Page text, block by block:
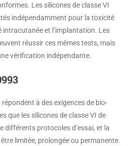
Les silicones de classe VI
indépendamment pour la toxicité
intracutanée et l’implantation. Les
réussir ces mêmes tests, mais
vérification indépendante.
à des exigences de bio-
que les silicones de classe VI de
différents protocoles d’essai, et la
limitée, prolongée ou permanente.